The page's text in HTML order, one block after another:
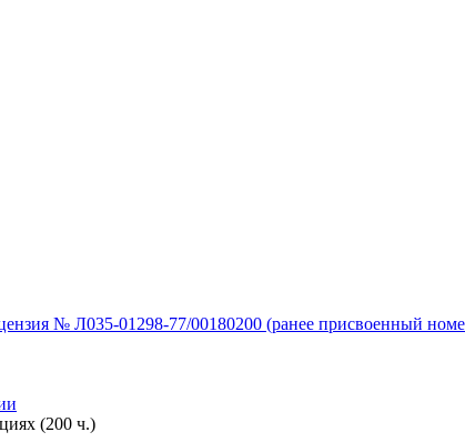
№ Л035-01298-77/00180200 (ранее присвоенный
(200 ч.)